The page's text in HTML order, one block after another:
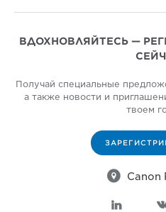
ВДОХНОВЛЯЙТЕСЬ —
Получай специальные
а также новости и
твоем
 Canon
